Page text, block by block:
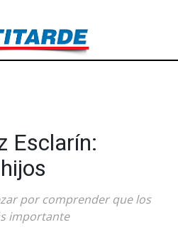
Esclarín:
por comprender que los
importante